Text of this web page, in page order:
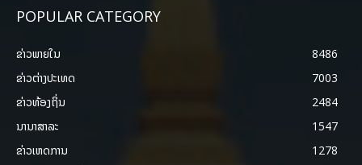
POPULAR CATEGORY
ຂ່າວພາຍ​ໃນ
8486
ຂ່າວຕ່າງປະເທດ
7003
ຂ່າວທ້ອງຖິ່ນ
2484
ນານາສາລະ
1547
ຂ່າວເຫດການ
1278